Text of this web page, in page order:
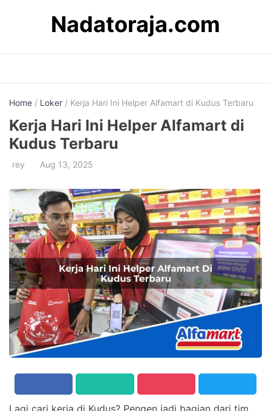
Nadatoraja.com
Home / Loker / Kerja Hari Ini Helper Alfamart di Kudus Terbaru
Kerja Hari Ini Helper Alfamart di
Kudus Terbaru
rey Aug 13, 2025
Lagi cari kerja di Kudus? Pengen jadi bagian dari tim